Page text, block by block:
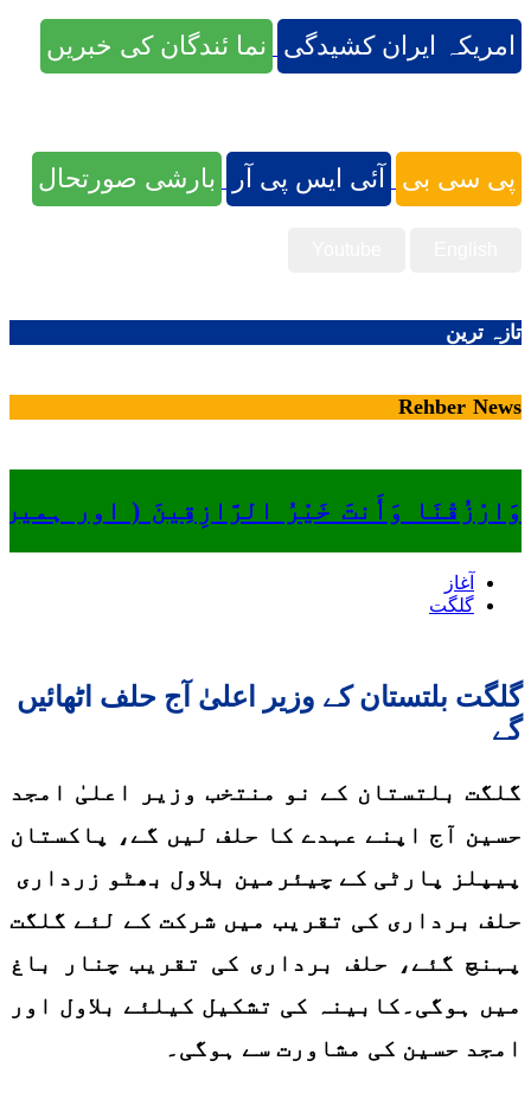
امریکہ ایران کشیدگی نما ئندگان کی خبریں
پی سی بی آئی ایس پی آر بارشی صورتحال
تازہ ترین
Rehber News
وَارْزُقْنَا وَأَنتَ خَيْرُ الرَّازِقِينَ ( اور
آغاز
گلگت
گلگت بلتستان کے وزیر اعلیٰ آج حلف اٹھائیں
گے
گلگت بلتستان کے نو منتخب وزیر اعلیٰ امجد
حسین آج اپنے عہدے کا حلف لیں گے، پاکستان
پیپلز پارٹی کے چیئرمین بلاول بھٹو زرداری
حلف برداری کی تقریب میں شرکت کے لئے گلگت
پہنچ گئے، حلف برداری کی تقریب چنار باغ
میں ہوگی۔کابینہ کی تشکیل کیلئے بلاول اور
امجد حسین کی مشاورت سے ہوگی۔